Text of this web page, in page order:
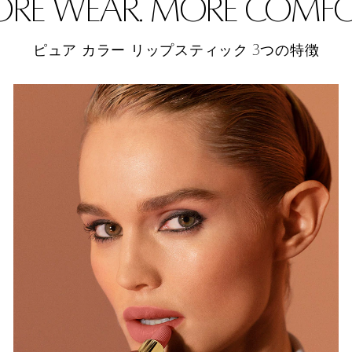
WEAR. MORE
ピュア カラー リップスティック3つの特徴